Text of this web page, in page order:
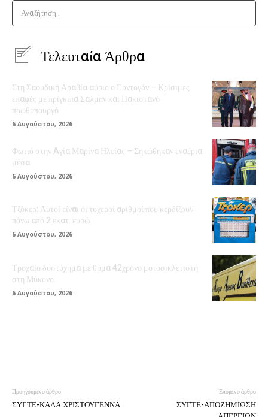
Αναζήτηση..
Τελευταία Άρθρα
Στη Σαουδική Αραβία αύριο ο Ερντογάν – Κρίσιμες
επαφές με πρίγκιπα Σαλμάν και Πακιστανό
πρωθυπουργό
6 Αυγούστου, 2026
Φωτιά στην Aγία Μαρίνα Ηλείας – Σηκώθηκαν εναέρια
μέσα
6 Αυγούστου, 2026
Τζόκερ: Αυτοί είναι οι τυχεροί αριθμοί που κερδίζουν
πάνω από 2 εκατ. ευρώ
6 Αυγούστου, 2026
Τροχαίο δυστύχημα με θύμα 42χρονο μοτοσικλετιστή
στη Μύκονο
6 Αυγούστου, 2026
Προηγούμενο άρθρο
ΣΥΓΤΕ-ΚΑΛΑ ΧΡΙΣΤΟΥΓΕΝΝΑ
Επόμενο άρθρο
ΣΥΓΤΕ-ΑΠΟΖΗΜΙΩΣΗ